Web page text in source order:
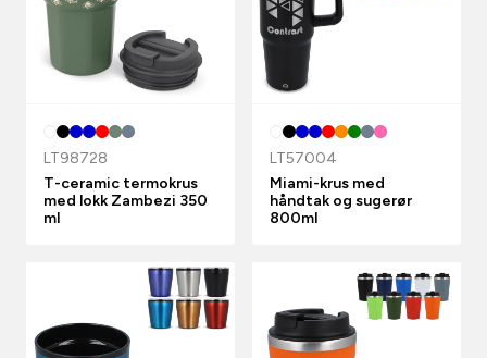
LT98728
T-ceramic termokrus
med lokk Zambezi 350
ml
LT57004
Miami-krus med
håndtak og sugerør
800ml